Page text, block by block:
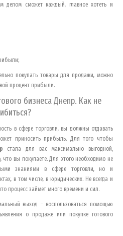
делом сможет каждый, главное хотеть и
покупать товары для продажи, можно
процент прибыли.
бизнесаДнепр. Как не
в сфере торговли, вы должны отдавать
приносить прибыль. Для того чтобы
стала для вас максимально выгодной,
что вы покупаете. Для этого необходимо не
знаниями в сфере торговли, но и
в том числе, в юридических. Не всегда и
процесс займет много времени и сил.
выход – воспользоваться помощью
о продаже или покупке готового